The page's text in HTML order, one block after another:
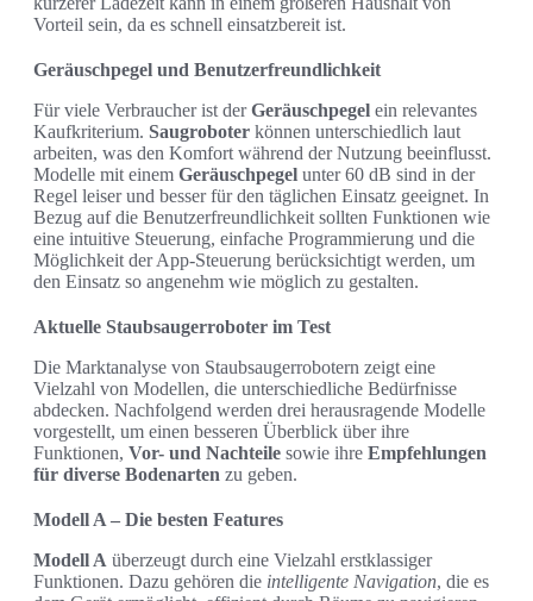
Vorteil sein, da es schnell einsatzbereit ist.
Geräuschpegel und Benutzerfreundlichkeit
Für viele Verbraucher ist derGeräuschpegel ein relevantes
Kaufkriterium. Saugroboter können unterschiedlich laut
arbeiten, was den Komfort während der Nutzung beeinflusst.
Modelle mit einem Geräuschpegel unter 60 dB sind in der
Regel leiser und besser für den täglichen Einsatz geeignet. In
Bezug auf die Benutzerfreundlichkeit sollten Funktionen wie
eine intuitive Steuerung, einfache Programmierung und die
Möglichkeit der App-Steuerung berücksichtigt werden, um
den Einsatz so angenehm wie möglich zu gestalten.
Aktuelle Staubsaugerroboter im Test
Die Marktanalyse von Staubsaugerrobotern zeigt eine
Vielzahl von Modellen, die unterschiedliche Bedürfnisse
abdecken. Nachfolgend werden drei herausragende Modelle
vorgestellt, um einen besseren Überblick über ihre
Funktionen, Vor- und Nachteile sowie ihre Empfehlungen
für diverse Bodenarten zu geben.
Modell A – Die besten Features
Modell A überzeugt durch eine Vielzahl erstklassiger
Funktionen. Dazu gehören die intelligente Navigation, die es